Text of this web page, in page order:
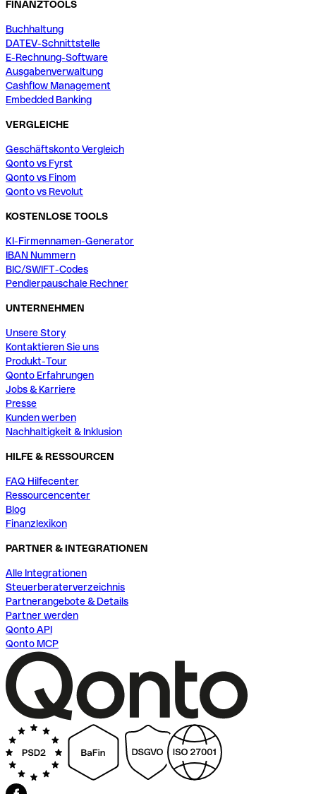
FINANZTOOLS
Buchhaltung
DATEV-Schnittstelle
E-Rechnung-Software
Ausgabenverwaltung
Cashflow Management
Embedded Banking
VERGLEICHE
Geschäftskonto Vergleich
Qonto vs Fyrst
Qonto vs Finom
Qonto vs Revolut
KOSTENLOSE TOOLS
KI-Firmennamen-Generator
IBAN Nummern
BIC/SWIFT-Codes
Pendlerpauschale Rechner
UNTERNEHMEN
Unsere Story
Kontaktieren Sie uns
Produkt-Tour
Qonto Erfahrungen
Jobs & Karriere
Presse
Kunden werben
Nachhaltigkeit & Inklusion
HILFE & RESSOURCEN
FAQ Hilfecenter
Ressourcencenter
Blog
Finanzlexikon
PARTNER & INTEGRATIONEN
Alle Integrationen
Steuerberaterverzeichnis
Partnerangebote & Details
Partner werden
Qonto API
Qonto MCP